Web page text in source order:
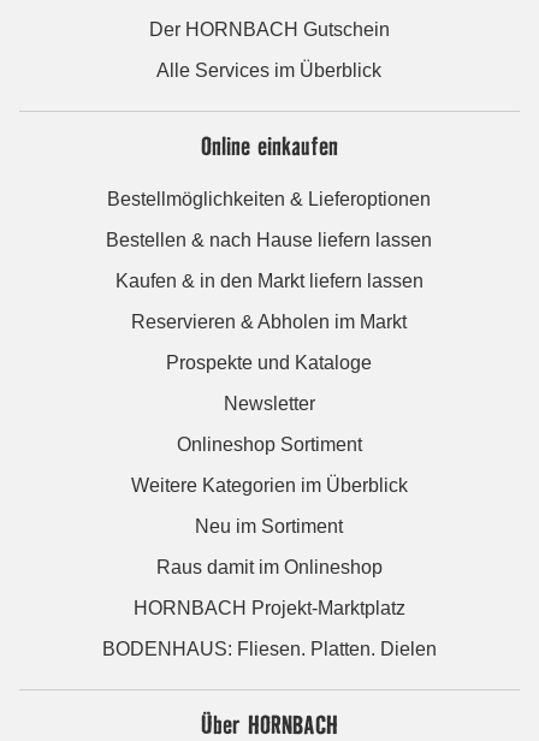
Der HORNBACH Gutschein
Alle Services im Überblick
Online einkaufen
Bestellmöglichkeiten & Lieferoptionen
Bestellen & nach Hause liefern lassen
Kaufen & in den Markt liefern lassen
Reservieren & Abholen im Markt
Prospekte und Kataloge
Newsletter
Onlineshop Sortiment
Weitere Kategorien im Überblick
Neu im Sortiment
Raus damit im Onlineshop
HORNBACH Projekt-Marktplatz
BODENHAUS: Fliesen. Platten. Dielen
Über HORNBACH